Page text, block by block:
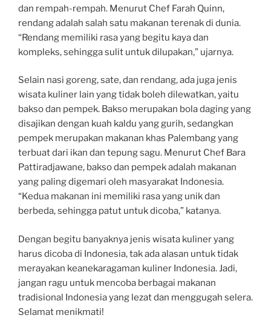
dan rempah-rempah. Menurut Chef Farah Quinn,
rendang adalah salah satu makanan terenak di dunia.
“Rendang memiliki rasa yang begitu kaya dan
kompleks, sehingga sulit untuk dilupakan,” ujarnya.
Selain nasi goreng, sate, dan rendang, ada juga jenis
wisata kuliner lain yang tidak boleh dilewatkan, yaitu
bakso dan pempek. Bakso merupakan bola daging yang
disajikan dengan kuah kaldu yang gurih, sedangkan
pempek merupakan makanan khas Palembang yang
terbuat dari ikan dan tepung sagu. Menurut Chef Bara
Pattiradjawane, bakso dan pempek adalah makanan
yang paling digemari oleh masyarakat Indonesia.
“Kedua makanan ini memiliki rasa yang unik dan
berbeda, sehingga patut untuk dicoba,” katanya.
Dengan begitu banyaknya jenis wisata kuliner yang
harus dicoba di Indonesia, tak ada alasan untuk tidak
merayakan keanekaragaman kuliner Indonesia. Jadi,
jangan ragu untuk mencoba berbagai makanan
tradisional Indonesia yang lezat dan menggugah selera.
Selamat menikmati!